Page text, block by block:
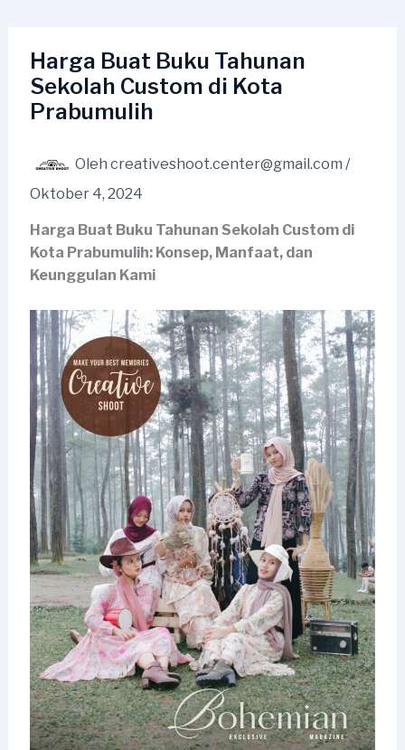
kontenHarga Buat Buku Tahunan
Sekolah Custom di Kota
Prabumulih
Oleh creativeshoot.center@gmail.com /
Oktober 4, 2024
Harga Buat Buku Tahunan Sekolah Custom di
Kota Prabumulih: Konsep, Manfaat, dan
Keunggulan Kami